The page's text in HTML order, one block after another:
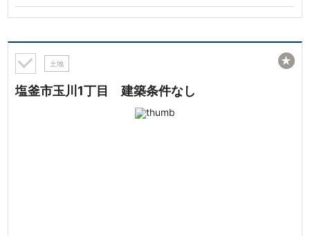
土地
塩釜市玉川1丁目 建築条件なし
★